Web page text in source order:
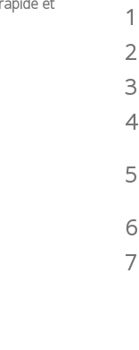
1
2
3
4
5
6
7